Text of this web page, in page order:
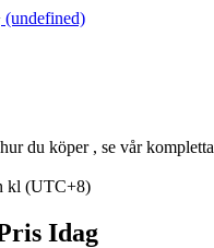
(undefined)
du köper , se vår kompletta
kl (UTC+8)
Idag